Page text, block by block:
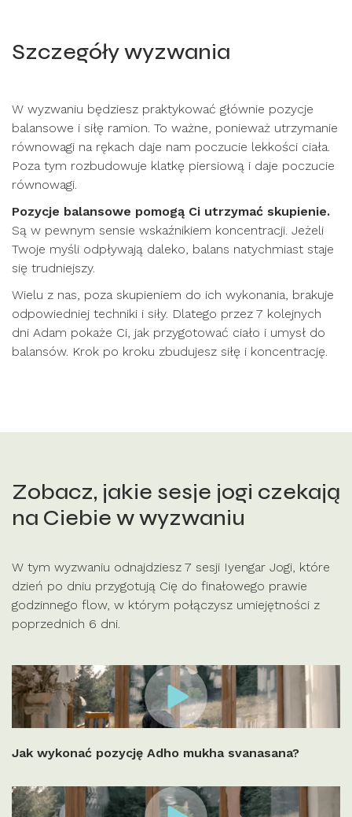
Szczegóły wyzwania
W wyzwaniu będziesz praktykować głównie pozycje
balansowe i siłę ramion. To ważne, ponieważ utrzymanie
równowagi na rękach daje nam poczucie lekkości ciała.
Poza tym rozbudowuje klatkę piersiową i daje poczucie
równowagi.
Pozycje balansowe pomogą Ci utrzymać skupienie.
Są w pewnym sensie wskaźnikiem koncentracji. Jeżeli
Twoje myśli odpływają daleko, balans natychmiast staje
się trudniejszy.
Wielu z nas, poza skupieniem do ich wykonania, brakuje
odpowiedniej techniki i siły. Dlatego przez 7 kolejnych
dni Adam pokaże Ci, jak przygotować ciało i umysł do
balansów. Krok po kroku zbudujesz siłę i koncentrację.
Zobacz, jakie sesje jogi czekają
na Ciebie w wyzwaniu
W tym wyzwaniu odnajdziesz 7 sesji Iyengar Jogi, które
dzień po dniu przygotują Cię do finałowego prawie
godzinnego flow, w którym połączysz umiejętności z
poprzednich 6 dni.
Jak wykonać pozycję Adho mukha svanasana?